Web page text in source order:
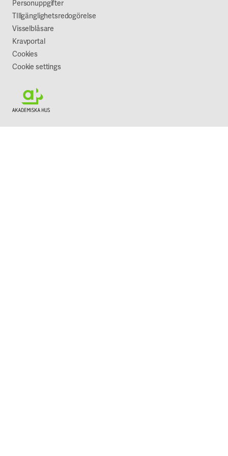
Personuppgifter
TIllgänglighetsredogörelse
Visselblåsare
Kravportal
Cookies
Cookie settings